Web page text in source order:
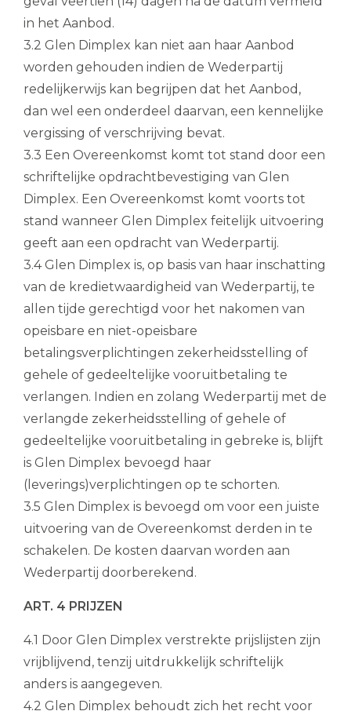
in het Aanbod.
3.2 Glen Dimplex kan niet aan haar Aanbod
worden gehouden indien de Wederpartij
redelijkerwijs kan begrijpen dat het Aanbod,
dan wel een onderdeel daarvan, een kennelijke
vergissing of verschrijving bevat.
3.3 Een Overeenkomst komt tot stand door een
schriftelijke opdrachtbevestiging van Glen
Dimplex. Een Overeenkomst komt voorts tot
stand wanneer Glen Dimplex feitelijk uitvoering
geeft aan een opdracht van Wederpartij.
3.4 Glen Dimplex is, op basis van haar inschatting
van de kredietwaardigheid van Wederpartij, te
allen tijde gerechtigd voor het nakomen van
opeisbare en niet-opeisbare
betalingsverplichtingen zekerheidsstelling of
gehele of gedeeltelijke vooruitbetaling te
verlangen. Indien en zolang Wederpartij met de
verlangde zekerheidsstelling of gehele of
gedeeltelijke vooruitbetaling in gebreke is, blijft
is Glen Dimplex bevoegd haar
(leverings)verplichtingen op te schorten.
3.5 Glen Dimplex is bevoegd om voor een juiste
uitvoering van de Overeenkomst derden in te
schakelen. De kosten daarvan worden aan
Wederpartij doorberekend.
ART. 4 PRIJZEN
4.1 Door Glen Dimplex verstrekte prijslijsten zijn
vrijblijvend, tenzij uitdrukkelijk schriftelijk
anders is aangegeven.
4.2 Glen Dimplex behoudt zich het recht voor